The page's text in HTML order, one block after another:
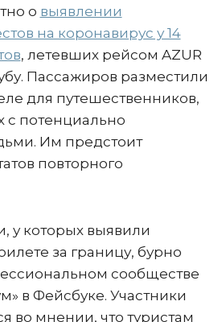
о выявлении
на коронавирус у 14
, летевших рейсом AZUR
Пассажиров разместили
для путешественников,
с потенциально
Им предстоит
повторного
у которых выявили
за границу, бурно
сообществе
в Фейсбуке. Участники
во мнении, что туристам